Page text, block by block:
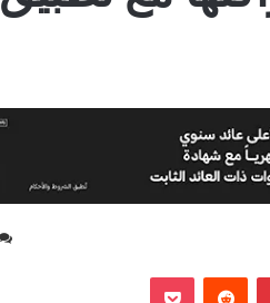
بينتيريست
‏Reddit
‫Pocket